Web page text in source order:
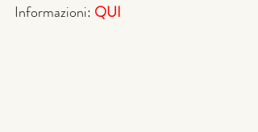
Informazioni: QUI